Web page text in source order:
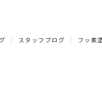
スタッフブログ フッ素